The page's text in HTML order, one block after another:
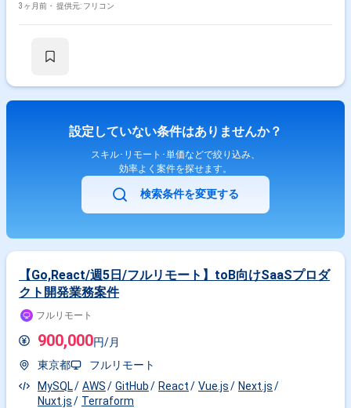
実装
3ヶ月前・ 提供元: フリコン
設定していない条件はありませんか？
スキル･リモート･単価などで絞り込み、
効率よく案件を探せます。
検索条件を変更する
【Go,React/週5日/フルリモート】toB向けSaaSプロダ
クト開発業務案件
フルリモート
900,000円/月
東京都
フルリモート
MySQL
AWS GitHub React Vue.js
Next.js
Nuxt.js
Terraform